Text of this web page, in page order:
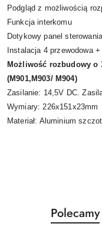
Podgląd z możliwością
Funkcja interkomu
Dotykowy panel sterowania
Instalacja 4 przewodowa
Możliwość rozbudowy o
(M901,M903/ M904)
Zasilanie: 14,5V DC.
Wymiary: 226x151x23mm
Materiał: Aluminium
Pomiń karuzelę
Produkty
o
Polecamy